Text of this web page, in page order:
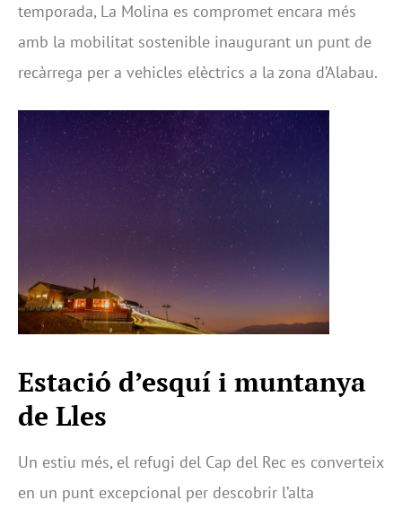
temporada, La Molina es compromet encara més
amb la mobilitat sostenible inaugurant un punt de
recàrrega per a vehicles elèctrics a la zona d’Alabau.
Estació d’esquí i muntanya
de Lles
Un estiu més, el refugi del Cap del Rec es converteix
en un punt excepcional per descobrir l’alta